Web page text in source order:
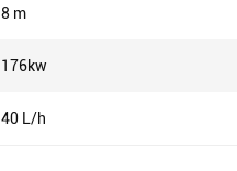
8 m
176kw
40 L/h